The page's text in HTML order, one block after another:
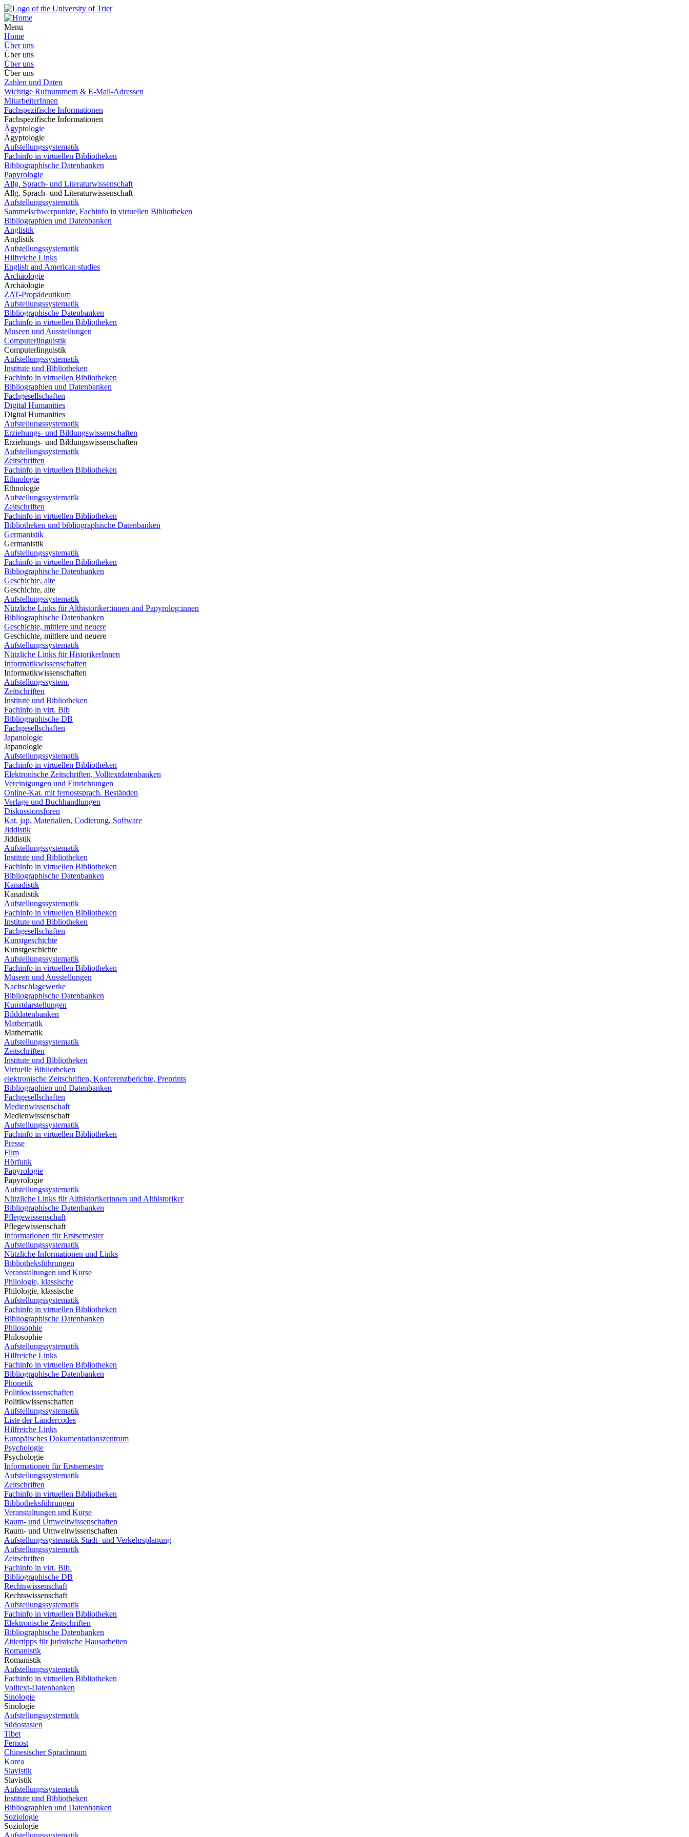
Menu
Home
Über uns
Über uns
Über uns
Über uns
Zahlen und Daten
Wichtige Rufnummern & E-Mail-Adressen
MitarbeiterInnen
Fachspezifische Informationen
Fachspezifische Informationen
Ägyptologie
Ägyptologie
Aufstellungssystematik
Fachinfo in virtuellen Bibliotheken
Bibliographische Datenbanken
Papyrologie
Allg. Sprach- und Literaturwissenschaft
Allg. Sprach- und Literaturwissenschaft
Aufstellungssystematik
Sammelschwerpunkte, Fachinfo in virtuellen Bibliotheken
Bibliographien und Datenbanken
Anglistik
Anglistik
Aufstellungssystematik
Hilfreiche Links
English and American studies
Archäologie
Archäologie
ZAT-Propädeutikum
Aufstellungssystematik
Bibliographische Datenbanken
Fachinfo in virtuellen Bibliotheken
Museen und Ausstellungen
Computerlinguistik
Computerlinguistik
Aufstellungssystematik
Institute und Bibliotheken
Fachinfo in virtuellen Bibliotheken
Bibliographien und Datenbanken
Fachgesellschaften
Digital Humanities
Digital Humanities
Aufstellungssystematik
Erziehungs- und Bildungswissenschaften
Erziehungs- und Bildungswissenschaften
Aufstellungssystematik
Zeitschriften
Fachinfo in virtuellen Bibliotheken
Ethnologie
Ethnologie
Aufstellungssystematik
Zeitschriften
Fachinfo in virtuellen Bibliotheken
Bibliotheken und bibliographische Datenbanken
Germanistik
Germanistik
Aufstellungssystematik
Fachinfo in virtuellen Bibliotheken
Bibliographische Datenbanken
Geschichte, alte
Geschichte, alte
Aufstellungssystematik
Nützliche Links für Althistoriker:innen und Papyrolog:innen
Bibliographische Datenbanken
Geschichte, mittlere und neuere
Geschichte, mittlere und neuere
Aufstellungssystematik
Nützliche Links für HistorikerInnen
Informatikwissenschaften
Informatikwissenschaften
Aufstellungssystem.
Zeitschriften
Institute und Bibliotheken
Fachinfo in virt. Bib
Bibliographische DB
Fachgesellschaften
Japanologie
Japanologie
Aufstellungssystematik
Fachinfo in virtuellen Bibliotheken
Elektronische Zeitschriften, Volltextdatenbanken
Vereinigungen und Einrichtungen
Online-Kat. mit fernostsprach. Beständen
Verlage und Buchhandlungen
Diskussionsforen
Kat. jap. Materialien, Codierung, Software
Jiddistik
Jiddistik
Aufstellungssystematik
Institute und Bibliotheken
Fachinfo in virtuellen Bibliotheken
Bibliographische Datenbanken
Kanadistik
Kanadistik
Aufstellungssystematik
Fachinfo in virtuellen Bibliotheken
Institute und Bibliotheken
Fachgesellschaften
Kunstgeschichte
Kunstgeschichte
Aufstellungssystematik
Fachinfo in virtuellen Bibliotheken
Museen und Ausstellungen
Nachschlagewerke
Bibliographische Datenbanken
Kunstdarstellungen
Bilddatenbanken
Mathematik
Mathematik
Aufstellungssystematik
Zeitschriften
Institute und Bibliotheken
Virtuelle Bibliotheken
elektronische Zeitschriften, Konferenzberichte, Preprints
Bibliographien und Datenbanken
Fachgesellschaften
Medienwissenschaft
Medienwissenschaft
Aufstellungssystematik
Fachinfo in virtuellen Bibliotheken
Presse
Film
Hörfunk
Papyrologie
Papyrologie
Aufstellungssystematik
Nützliche Links für Althistorikerinnen und Althistoriker
Bibliographische Datenbanken
Pflegewissenschaft
Pflegewissenschaft
Informationen für Erstsemester
Aufstellungssystematik
Nützliche Informationen und Links
Bibliotheksführungen
Veranstaltungen und Kurse
Philologie, klassische
Philologie, klassische
Aufstellungssystematik
Fachinfo in virtuellen Bibliotheken
Bibliographische Datenbanken
Philosophie
Philosophie
Aufstellungssystematik
Hilfreiche Links
Fachinfo in virtuellen Bibliotheken
Bibliographische Datenbanken
Phonetik
Politikwissenschaften
Politikwissenschaften
Aufstellungssystematik
Liste der Ländercodes
Hilfreiche Links
Europäisches Dokumentationszentrum
Psychologie
Psychologie
Informationen für Erstsemester
Aufstellungssystematik
Zeitschriften
Fachinfo in virtuellen Bibliotheken
Bibliotheksführungen
Veranstaltungen und Kurse
Raum- und Umweltwissenschaften
Raum- und Umweltwissenschaften
Aufstellungssystematik Stadt- und Verkehrsplanung
Aufstellungssystematik
Zeitschriften
Fachinfo in virt. Bib.
Bibliographische DB
Rechtswissenschaft
Rechtswissenschaft
Aufstellungssystematik
Fachinfo in virtuellen Bibliotheken
Elektronische Zeitschriften
Bibliographische Datenbanken
Zitiertipps für juristische Hausarbeiten
Romanistik
Romanistik
Aufstellungssystematik
Fachinfo in virtuellen Bibliotheken
Volltext-Datenbanken
Sinologie
Sinologie
Aufstellungssystematik
Südostasien
Tibet
Fernost
Chinesischer Sprachraum
Korea
Slavistik
Slavistik
Aufstellungssystematik
Institute und Bibliotheken
Bibliographien und Datenbanken
Soziologie
Soziologie
Aufstellungssystematik